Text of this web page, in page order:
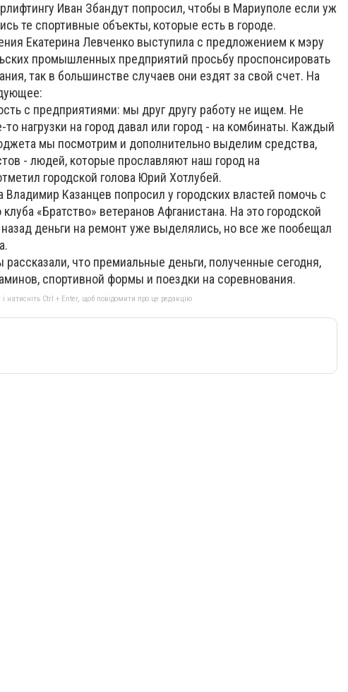
Иван Збандут попросил, чтобы в Мариуполе если уж
те спортивные объекты, которые есть в городе.
Екатерина Левченко выступила с предложением к мэру
промышленных предприятий просьбу проспонсировать
так в большинстве случаев они ездят за свой счет. На
с предприятиями: мы друг другу работу не ищем. Не
то нагрузки на город давал или город - на комбинаты. Каждый
мы посмотрим и дополнительно выделим средства,
- людей, которые прославляют наш город на
городской голова Юрий Хотлубей.
Владимир Казанцев попросил у городских властей помочь с
«Братство» ветеранов Афганистана. На это городской
назад деньги на ремонт уже выделялись, но все же пообещал
что премиальные деньги, полученные сегодня,
спортивной формы и поездки на соревнования.
натисніть Ctrl + Enter, щоб повідомити про це редакцію